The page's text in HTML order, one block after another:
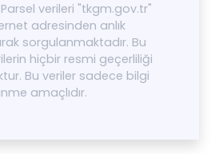
Parsel verileri "tkgm.gov.tr"
adresinden anlık
sorgulanmaktadır. Bu
hiçbir resmi geçerliliği
Bu veriler sadece bilgi
amaçlıdır.